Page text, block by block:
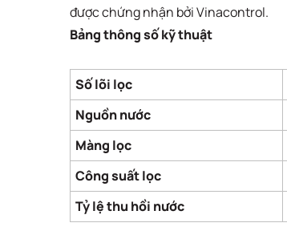
được chứng nhận bởi Vinacontrol.
Bảng thông số kỹ thuật
Số lõi lọc
Nguồn nước
Màng lọc
Công suất lọc
Tỷ lệ thu hồi nước